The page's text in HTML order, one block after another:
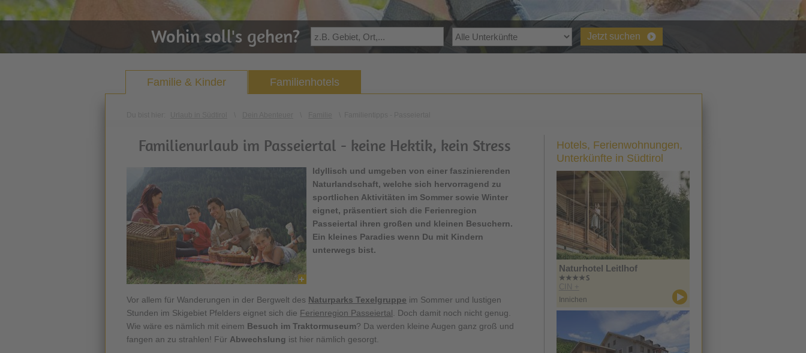
Wohin soll's gehen? Jetzt suchen
Familie & Kinder Familienhotels
Familienurlaub im Passeiertal - keine Hektik, kein Stress
Idyllisch und umgeben von einer faszinierenden
Naturlandschaft, welche sich hervorragend zu
sportlichen Aktivitäten im Sommer sowie Winter
eignet, präsentiert sich die Ferienregion
Passeiertal ihren großen und kleinen Besuchern.
Ein kleines Paradies wenn Du mit Kindern
unterwegs bist.
Vor allem für Wanderungen in der Bergwelt des Naturparks Texelgruppe im Sommer und lustigen
Stunden im Skigebiet Pfelders eignet sich die Ferienregion Passeiertal . Doch damit noch nicht genug.
Wie wäre es nämlich mit einem Besuch im Traktormuseum? Da werden kleine Augen ganz groß und
fangen an zu strahlen! Für Abwechslung ist hier nämlich gesorgt.
Hotels, Ferienwohnungen,
Unterkünfte in Südtirol
Naturhotel Leitlhof
CIN +
Innichen